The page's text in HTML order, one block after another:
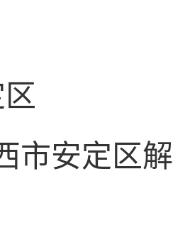
市安定区解